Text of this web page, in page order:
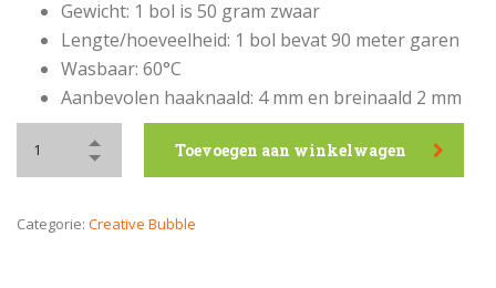
Gewicht: 1 bol is 50 gram zwaar
Lengte/hoeveelheid: 1 bol bevat 90 meter garen
Wasbaar: 60°C
Aanbevolen haaknaald: 4 mm en breinaald 2 mm
Toevoegen aan winkelwagen
Categorie: Creative Bubble